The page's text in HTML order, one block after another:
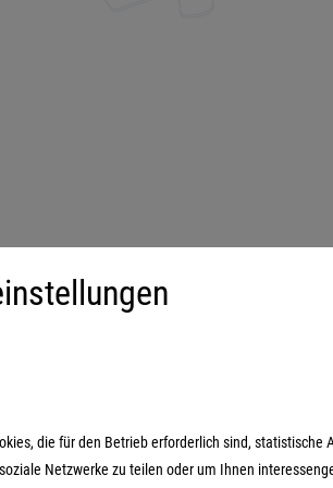
Spiele
die für den Betrieb erforderlich sind, statistische
Netzwerke zu teilen oder um Ihnen